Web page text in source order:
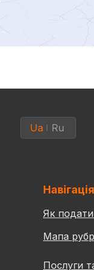
Ua Ru
Як
Мапа
Послуги